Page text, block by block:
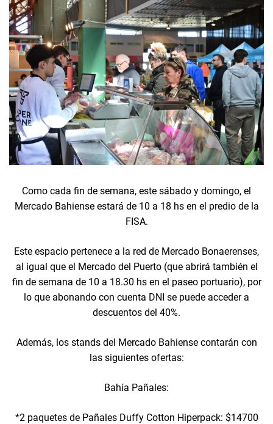
Como cada fin de semana, este sábado y domingo, el
Mercado Bahiense estará de 10 a 18 hs en el predio de la
FISA.
Este espacio pertenece a la red de Mercado Bonaerenses,
al igual que el Mercado del Puerto (que abrirá también el
fin de semana de 10 a 18.30 hs en el paseo portuario), por
lo que abonando con cuenta DNI se puede acceder a
descuentos del 40%.
Además, los stands del Mercado Bahiense contarán con
las siguientes ofertas:
Bahía Pañales:
*2 paquetes de Pañales Duffy Cotton Hiperpack: $14700